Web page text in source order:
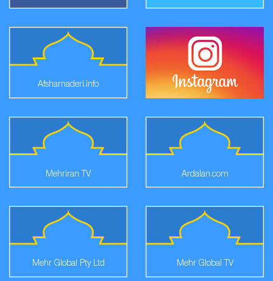
Afsharnaderi.info
Ardalan.com
Mehriran TV
Mehr Global TV
Mehr Global Pty Ltd